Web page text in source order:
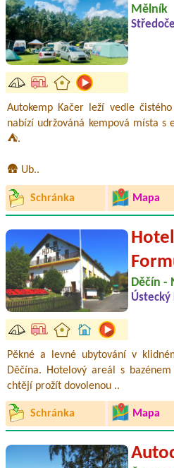
Mělník
Autokemp Kačer leží vedle
nabízí udržováná kempová místa s
⛺.
🛖 Ub..
Schránka Mapa
Děčín -
Ústecký
Pěkné a levné ubytování v
Děčína. Hotelový areál s
chtějí prožít dovolenou ..
Schránka Mapa